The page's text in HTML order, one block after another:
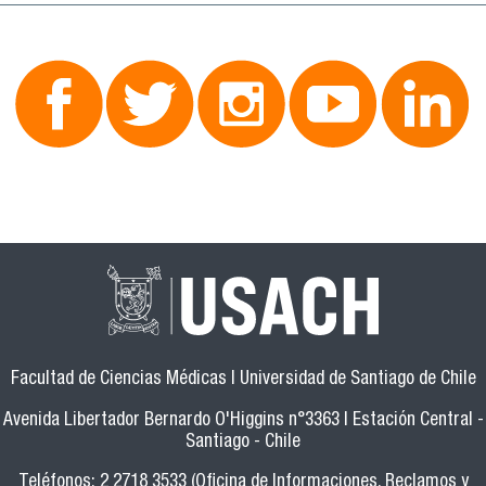
Facultad de Ciencias Médicas | Universidad de Santiago de Chile
Avenida Libertador Bernardo O'Higgins n°3363 | Estación Central -
Santiago - Chile